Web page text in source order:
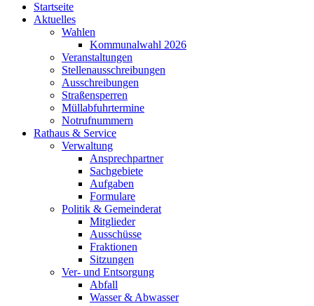
Startseite
Aktuelles
Wahlen
Kommunalwahl 2026
Veranstaltungen
Stellenausschreibungen
Ausschreibungen
Straßensperren
Müllabfuhrtermine
Notrufnummern
Rathaus & Service
Verwaltung
Ansprechpartner
Sachgebiete
Aufgaben
Formulare
Politik & Gemeinderat
Mitglieder
Ausschüsse
Fraktionen
Sitzungen
Ver- und Entsorgung
Abfall
Wasser & Abwasser